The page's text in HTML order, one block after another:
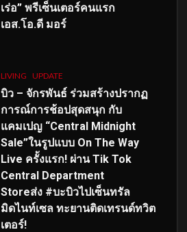
เร่อ” พรีเซ็นเตอร์คนแรก
เอส.โอ.ดี มอร์
LIVING UPDATE
บิว – จักรพันธ์ ร่วมสร้างปรากฏ
การณ์การช้อปสุดสนุก กับ
แคมเปญ “Central Midnight
Sale”ในรูปแบบ On The Way
Live ครั้งแรก! ผ่าน Tik Tok
Central Department
Storeส่ง #บะบิวไปเซ็นทรัล
มิดไนท์เซล ทะยานติดเทรนด์ทวิต
เตอร์!